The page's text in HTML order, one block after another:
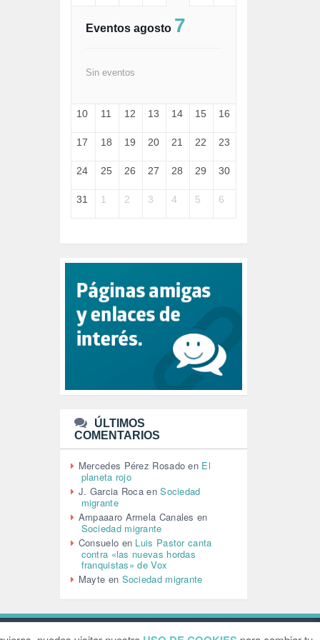
FELICIDAD (1)
FRANCISCO (5)
HUGO ZÁRATE (30)
I A (2)
INDEPENDENCIA (15)
INTELIGENCIA ARTIFICIAL (1)
JANE GOODDALL (1)
JAZZ (1)
JÓVENES (28)
JUSTICIA (13)
LEÓN XIV (5)
LGTBI (1)
MEMORIA HISTÓRICA (232)
MONARQUÍA (26)
NATURALEZA (1)
PALESTINA (8)
PARTICIPACIÓN CIUDADANA (392)
PAZ (2)
PENSIONES (12)
PEPE MUJICA (2)
PESCADORES (1)
POBREZA (2)
POLÍTICA INTERNACIONAL (366)
POLÍTICA VALENCIA (357)
Eventos agosto 7
Sin eventos
10 11 12 13 14 15 16
17 18 19 20 21 22 23
24 25 26 27 28 29 30
31 1 2 3 4 5 6
ÚLTIMOS
COMENTARIOS
Mercedes Pérez Rosado en El
planeta rojo
J. Garcia Roca enSociedad
migrante
Ampaaaro Armela Canales en
Sociedad migrante
Consuelo en Luis Pastor canta
contra «las nuevas hordas
franquistas» de Vox
Mayte en Sociedad migrante